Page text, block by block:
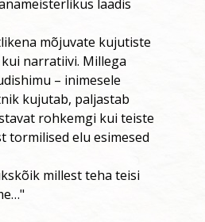
laadis
mõjuvate kujutiste
narratiivi. Millega
– inimesele
kujutab, paljastab
rohkemgi kui teiste
tormilised elu esimesed
millest teha teisi